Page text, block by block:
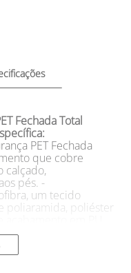
Fechada Total
PET Fechada
que cobre
calçado,
pés. -
um tecido
poliaramida, poliéster
interna em
confeccionada em
a impactos de